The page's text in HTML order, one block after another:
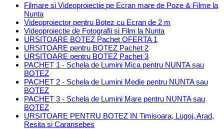
Filmare si Videoproiectie pe Ecran mare de Poze & Filme la
Nunta
Videoproiector pentru Botez cu Ecran de 2 m
Videoproiectie de Fotografii si Film la Nunta
URSITOARE BOTEZ Pachet OFERTA 1
URSITOARE pentru BOTEZ Pachet 2
URSITOARE pentru BOTEZ Pachet 3
PACHET 1 - Schela de Lumini Mica pentru NUNTA sau
BOTEZ
PACHET 2 - Schela de Lumini Medie pentru NUNTA sau
BOTEZ
PACHET 3 - Schela de Lumini Mare pentru NUNTA sau
BOTEZ
URSITOARE PENTRU BOTEZ IN Timisoara, Lugoj, Arad,
Resita si Caransebes